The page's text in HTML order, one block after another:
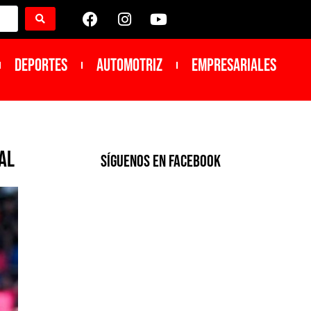
DEPORTES Automotriz Empresariales
SíGUENOS EN FACEBOOK